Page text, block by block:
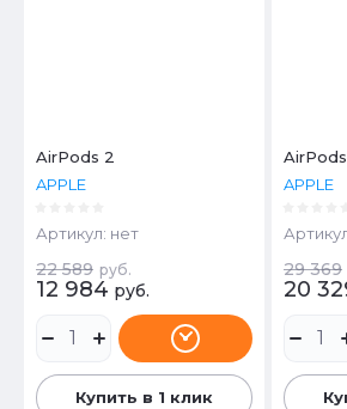
AirPods 2
APPLE
Артикул: нет
22 589 руб.
12 984 руб.
Купить в 1 клик
APPLE
29 369
20